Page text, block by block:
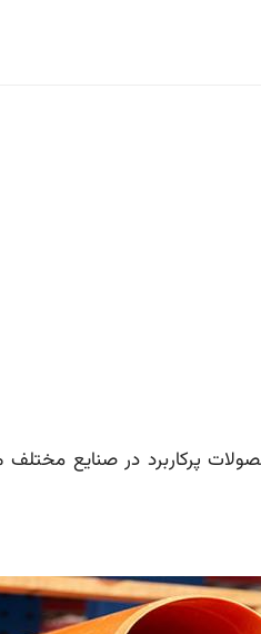
پرکاربرد در صنایع